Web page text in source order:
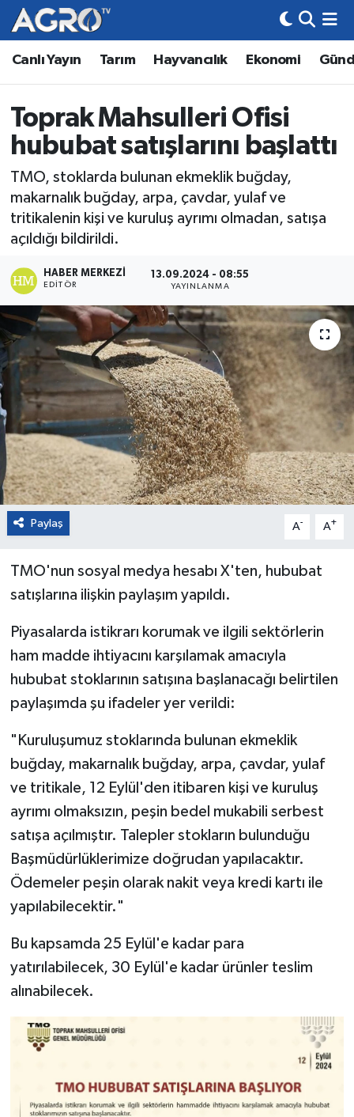
Canlı Yayın Tarım Hayvancılık Ekonomi
Toprak Mahsulleri Ofisi
hububat satışlarını başlattı
TMO, stoklarda bulunan ekmeklik buğday,
makarnalık buğday, arpa, çavdar, yulaf ve
tritikalenin kişi ve kuruluş ayrımı olmadan, satışa
açıldığı bildirildi.
HABER MERKEZI
EDITÖR
13.09.2024 - 08:55
YAYINLANMA
Paylaş A- A+
TMO'nun sosyal medya hesabı X'ten, hububat
satışlarına ilişkin paylaşım yapıldı.
Piyasalarda istikrarı korumak ve ilgili sektörlerin
ham madde ihtiyacını karşılamak amacıyla
hububat stoklarının satışına başlanacağı belirtilen
paylaşımda şu ifadeler yer verildi:
"Kuruluşumuz stoklarında bulunan ekmeklik
buğday, makarnalık buğday, arpa, çavdar, yulaf
ve tritikale, 12 Eylül'den itibaren kişi ve kuruluş
ayrımı olmaksızın, peşin bedel mukabili serbest
satışa açılmıştır. Talepler stokların bulunduğu
Başmüdürlüklerimize doğrudan yapılacaktır.
Ödemeler peşin olarak nakit veya kredi kartı ile
yapılabilecektir."
Bu kapsamda 25 Eylül'e kadar para
yatırılabilecek, 30 Eylül'e kadar ürünler teslim
alınabilecek.
Hava Durumu
Süper Lig Puan Durumu ve Fikstür
Tüm Manşetler
Son Dakika Haberleri